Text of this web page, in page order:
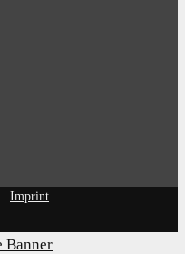
Imprint
Banner